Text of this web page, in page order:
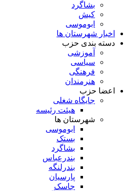
بشاگرد
کیش
ابوموسی
اخبار شهرستان ها
دسته بندی حزب
آموزشی
سیاسی
فرهنگی
هنرمندان
اعضا حزب
جایگاه شغلی
هیئت رئیسه
شهرستان ها
ابوموسی
بستک
بشاگرد
بندرعباس
بندرلنگه
پارسیان
جاسک